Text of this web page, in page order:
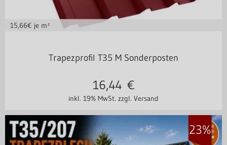
15,66€ je m²
Trapezprofil T35 M Sonderposten
inkl. 19% MwSt. zzgl. Versand
16,44 €
23%